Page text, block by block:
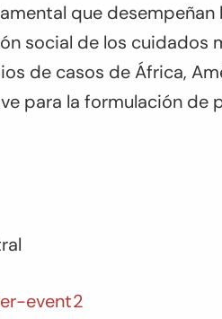
que desempeñan
social de los cuidados
de casos de África,
para la formulación de
event2